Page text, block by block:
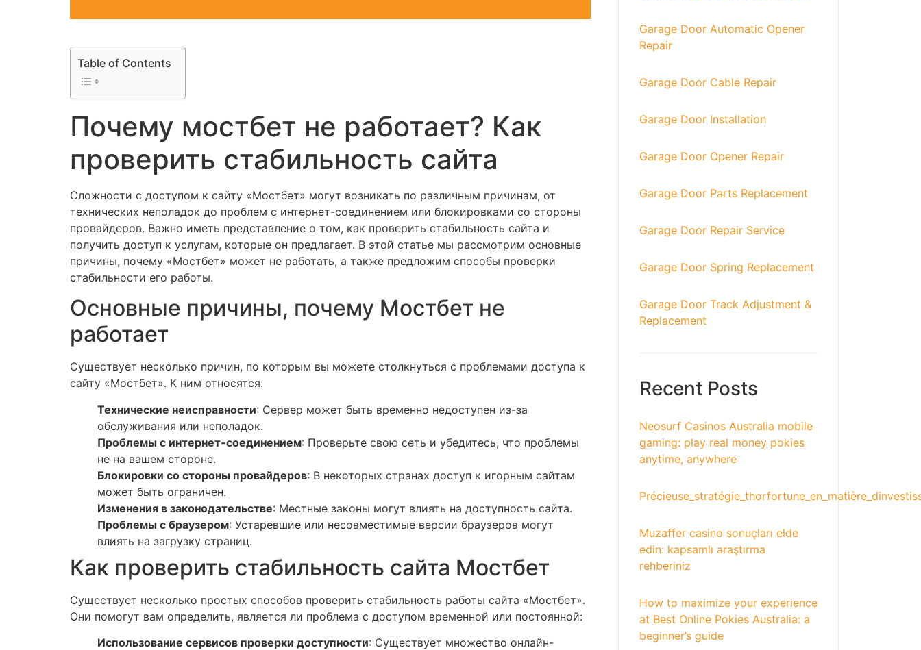
Table of Contents
Почему мостбет не работает? Как
проверить стабильность сайта
Сложности с доступом к сайту «Мостбет» могут возникать по различным причинам, от
технических неполадок до проблем с интернет-соединением или блокировками со стороны
провайдеров. Важно иметь представление о том, как проверить стабильность сайта и
получить доступ к услугам, которые он предлагает. В этой статье мы рассмотрим основные
причины, почему «Мостбет» может не работать, а также предложим способы проверки
стабильности его работы.
Основные причины, почему Мостбет не
работает
Существует несколько причин, по которым вы можете столкнуться с проблемами доступа к
сайту «Мостбет». К ним относятся:
Технические неисправности: Сервер может быть временно недоступен из-за
обслуживания или неполадок.
Проблемы с интернет-соединением: Проверьте свою сеть и убедитесь, что проблемы
не на вашем стороне.
Блокировки со стороны провайдеров: В некоторых странах доступ к игорным сайтам
может быть ограничен.
Изменения в законодательстве: Местные законы могут влиять на доступность сайта.
Проблемы с браузером: Устаревшие или несовместимые версии браузеров могут
влиять на загрузку страниц.
Как проверить стабильность сайта Мостбет
Существует несколько простых способов проверить стабильность работы сайта «Мостбет».
Они помогут вам определить, является ли проблема с доступом временной или постоянной:
Использование сервисов проверки доступности: Существует множество онлайн-
Garage Door Automatic Opener
Repair
Garage Door Cable Repair
Garage Door Installation
Garage Door Opener Repair
Garage Door Parts Replacement
Garage Door Repair Service
Garage Door Spring Replacement
Garage Door Track Adjustment &
Replacement
Recent Posts
Neosurf Casinos Australia mobile
gaming: play real money pokies
anytime, anywhere
Muzaffer casino sonuçları elde
edin: kapsamlı araştırma
rehberiniz
How to maximize your experience
at Best Online Pokies Australia: a
beginner’s guide